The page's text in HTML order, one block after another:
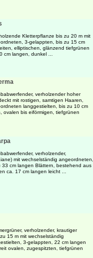
Kletterpflanze bis zu 20 m mit
3-gelappten, bis zu 15 cm
elliptischen, glänzend tiefgrünen
cm langen, dunkel ...
verholzender hoher
mit rostigen, samtigen Haaren,
langgestielten, bis zu 10 cm
ovalen bis eiförmigen, tiefgrünen
verholzender,
mit wechselständig angeordneten,
33 cm langen Blättern, bestehend aus
ca. 17 cm langen leicht ...
verholzender, krautiger
15 m mit wechselständig
3-gelappten, 22 cm langen
ovalen, zugespitzten, tiefgrünen